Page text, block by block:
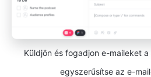
Küldjön és fogadjon e-maileket
egyszerűsítse az e-